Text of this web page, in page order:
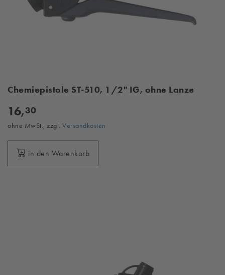
Chemiepistole ST-510, 1/2" IG, ohne Lanze
16,30
ohne MwSt., zzgl. Versandkosten
in den Warenkorb